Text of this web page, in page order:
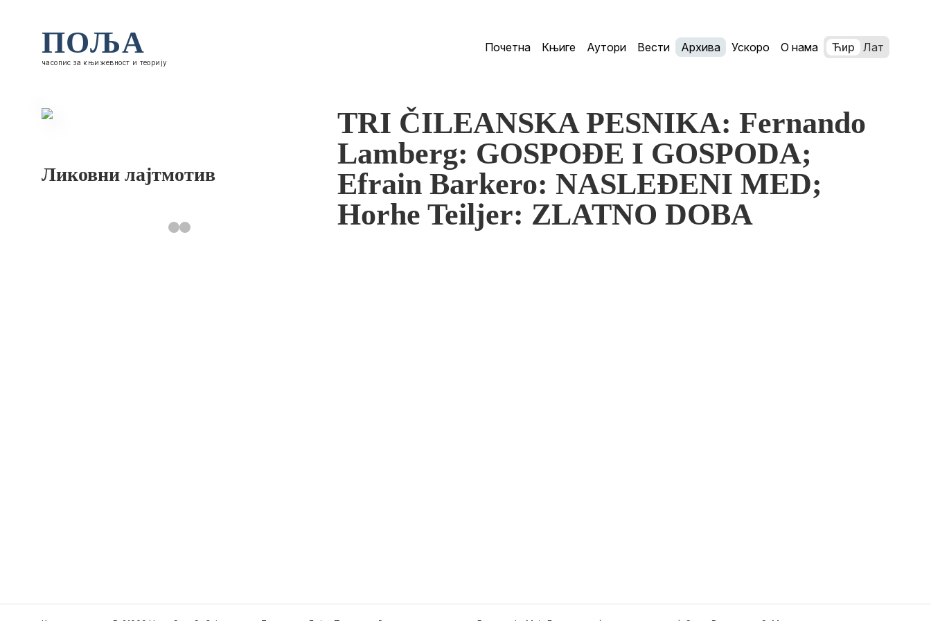
ПОЉА
часопис за књижевност и теорију
Почетна Књиге Аутори Вести Архива Ускоро О нама Ћир Лат
Ликовни лајтмотив
TRI ČILEANSKA PESNIKA: Fernando
Lamberg: GOSPOĐE I GOSPODA;
Efrain Barkero: NASLEĐENI MED;
Horhe Teiljer: ZLATNO DOBA